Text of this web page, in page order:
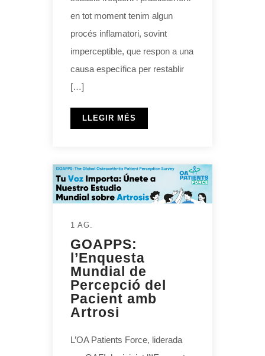
en tot moment tenim algun
procés inflamatori, sovint
imperceptible, que respon a una
causa específica per restablir
[…]
LLEGIR MÉS
1 AG.
GOAPPS:
l’Enquesta
Mundial de
Percepció del
Pacient amb
Artrosi
L’OA Patients Force, liderada